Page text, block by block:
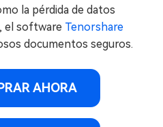
la pérdida de datos
el software Tenorshare
documentos seguros.
AHORA